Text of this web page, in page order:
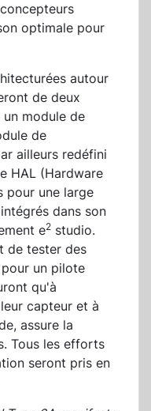
optimale pour
autour
de deux
un module de
de
ailleurs redéfini
HAL (Hardware
pour une large
dans son
e2 studio.
de tester des
un pilote
qu'à
capteur et à
assure la
Tous les efforts
seront pris en